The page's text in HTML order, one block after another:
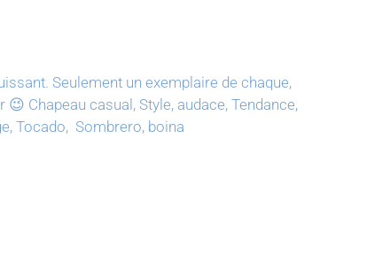
Seulement un exemplaire de chaque,
😉 Chapeau casual, Style, audace, Tendance,
Tocado, Sombrero, boina